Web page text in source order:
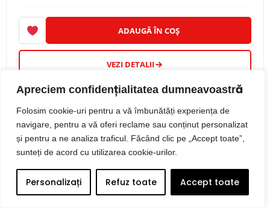
Apreciem confidențialitatea dumneavoastră
Folosim cookie-uri pentru a vă îmbunătăți experiența de
navigare, pentru a vă oferi reclame sau conținut personalizat
și pentru a ne analiza traficul. Făcând clic pe „Accept toate”,
sunteți de acord cu utilizarea cookie-urilor.
Personalizați Refuz toate Accept toate
ADAUGĂ ÎN COȘ
VEZI DETALII
Ac. anti elastaza IgG
350,00lei